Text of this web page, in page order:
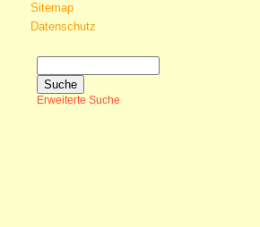
Sitemap
Datenschutz
Erweiterte Suche